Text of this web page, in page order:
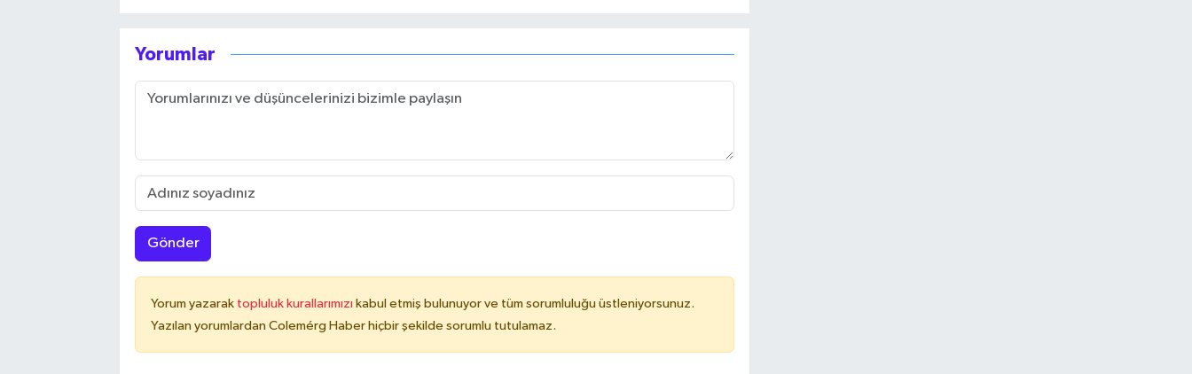
Yorumlar
Gönder
Yorum yazarak topluluk kurallarımızı kabul etmiş bulunuyor ve tüm sorumluluğu üstleniyorsunuz.
Yazılan yorumlardan Colemérg Haber hiçbir şekilde sorumlu tutulamaz.